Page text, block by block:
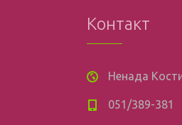
Контакт
Ненада
051/389-381